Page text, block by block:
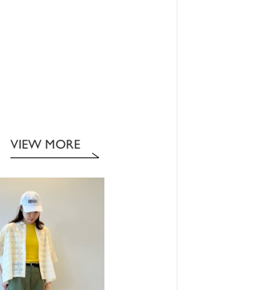
VIEW MORE